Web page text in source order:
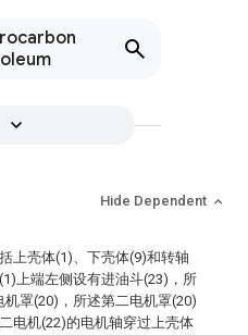
Hide Dependent
上壳体(1)、下壳体(9)和转轴
上端左侧设有进油斗(23)，所
罩(20)，所述第二电机罩(20)
电机(22)的电机轴穿过上壳体